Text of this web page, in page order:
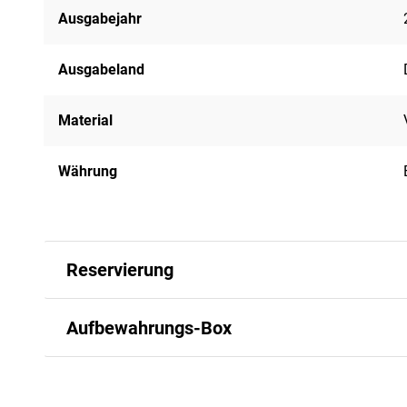
Ausgabejahr
Ausgabeland
Material
Währung
Reservierung
Künftig keine
Gedenkmünzen-
Aufbewahrungs-Box